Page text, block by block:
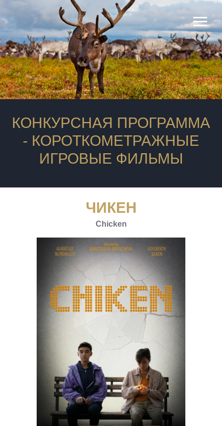
КОНКУРСНАЯ ПРОГРАММА
- КОРОТКОМЕТРАЖНЫЕ
ИГРОВЫЕ ФИЛЬМЫ
Хронометраж
продюсеры
ЧИКЕН
Chicken